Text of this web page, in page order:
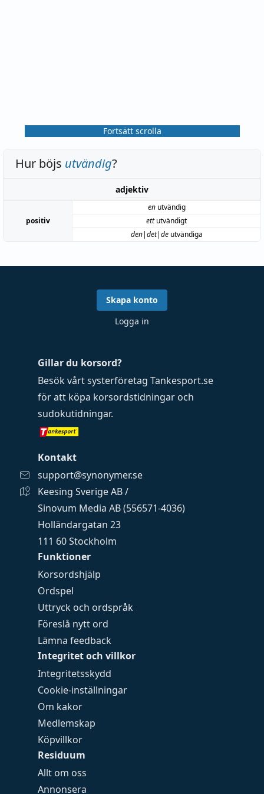
Fortsätt scrolla
Hur böjs utvändig?
adjektiv
positiv
enutvändig
ettutvändigt
den|det|deutvändiga
Funktioner
Korsordshjälp
Ordspel
Uttryck och ordspråk
Föreslå nytt ord
Lämna feedback
Integritet och villkor
Integritetsskydd
Cookie-inställningar
Om kakor
Medlemskap
Köpvillkor
Residuum
Allt om oss
Annonsera
Gillar du korsord?
Besök vårt systerföretag Tankesport.se
för att köpa korsordstidningar och
sudokutidningar.
Kontakt
support@synonymer.se
Keesing Sverige AB /
Sinovum Media AB (556571-4036)
Holländargatan 23
111 60 Stockholm
Skapa konto
Logga in